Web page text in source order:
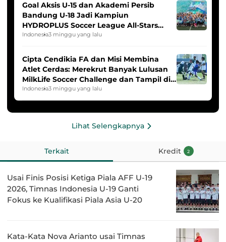
Goal Aksis U-15 dan Akademi Persib
Bandung U-18 Jadi Kampiun
HYDROPLUS Soccer League All-Stars
2025/2026
Indonesia3 minggu yang lalu
Cipta Cendikia FA dan Misi Membina
Atlet Cerdas: Merekrut Banyak Lulusan
MilkLife Soccer Challenge dan Tampil di
HYDROPLUS Soccer League
Indonesia3 minggu yang lalu
Lihat Selengkapnya
Terkait Kredit 2
Usai Finis Posisi Ketiga Piala AFF U-19
2026, Timnas Indonesia U-19 Ganti
Fokus ke Kualifikasi Piala Asia U-20
Kata-Kata Nova Arianto usai Timnas